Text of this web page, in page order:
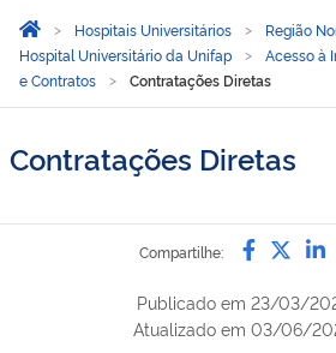
Você está aqui:
Página Inicial
Hospitais Universitários Região
Hospital Universitário da Unifap
Acesso à
e Contratos
Contratações Diretas
Contratações Diretas
Compartilhe:
Publicado em 23/03/
Atualizado em 03/06/